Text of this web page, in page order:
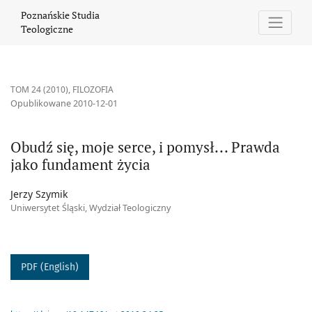
Poznańskie Studia
Teologiczne
TOM 24 (2010), FILOZOFIA
Obudź się, moje serce, i pomysł... Prawda
jako fundament życia
Opublikowane 2010-12-01
Jerzy Szymik
Uniwersytet Śląski, Wydział Teologiczny
PDF (English)